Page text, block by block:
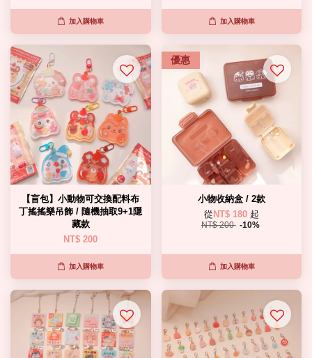
加入購物車 加入購物車
【盲包】小動物可交換配料布
丁搖搖樂吊飾 / 隨機抽取9+1隱
藏款
NT$ 200
加入購物車
優惠
小物收納盒 / 2款
從 NT$ 180 起
NT$ 200 -10%
加入購物車